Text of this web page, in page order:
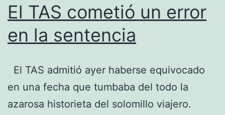
El TAS cometió un error
en la sentencia
El TAS admitió ayer haberse equivocado
en una fecha que tumbaba del todo la
azarosa historieta del solomillo viajero.